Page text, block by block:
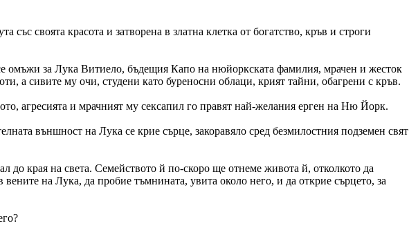
своята красота и затворена в златна клетка от богатство, кръв и строги
омъжи за Лука Витиело, бъдещия Капо на нюйоркската фамилия, мрачен и жесток
а сивите му очи, студени като буреносни облаци, крият тайни, обагрени с кръв.
агресията и мрачният му сексапил го правят най-желания ерген на Ню Йорк.
външност на Лука се крие сърце, закоравяло сред безмилостния подземен свят
края на света. Семейството й по-скоро ще отнеме живота й, отколкото да
на Лука, да пробие тъмнината, увита около него, и да открие сърцето, за